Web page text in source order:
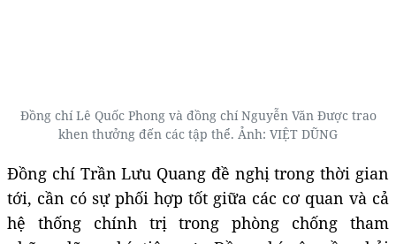
Đồng chí Lê Quốc Phong và đồng chí Nguyễn Văn Được trao
khen thưởng đến các tập thể. Ảnh: VIỆT DŨNG
Đồng chí Trần Lưu Quang đề nghị trong thời gian
tới, cần có sự phối hợp tốt giữa các cơ quan và cả
hệ thống chính trị trong phòng chống tham